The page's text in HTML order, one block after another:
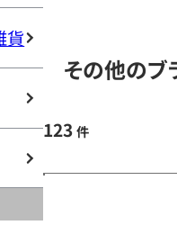
貨
その他のブ
123 件